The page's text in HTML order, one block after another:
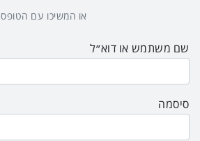
או המשיכו עם הטופס
שם משתמש או דוא״ל
סיסמה